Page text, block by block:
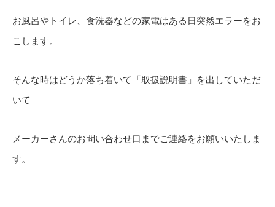
お風呂やトイレ、食洗器などの家電はある日突然エラーをお
こします。
そんな時はどうか落ち着いて「取扱説明書」を出していただ
いて
メーカーさんのお問い合わせ口までご連絡をお願いいたしま
す。